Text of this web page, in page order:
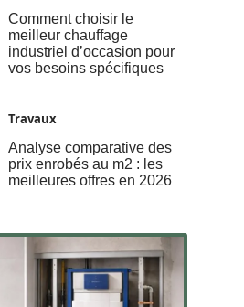
Comment choisir le
meilleur chauffage
industriel d’occasion pour
vos besoins spécifiques
Travaux
Analyse comparative des
prix enrobés au m2 : les
meilleures offres en 2026